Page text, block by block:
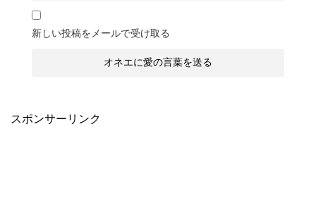
新しい投稿をメールで受け取る
スポンサーリンク